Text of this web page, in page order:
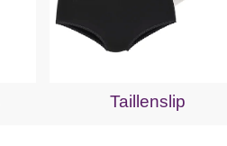
Taillenslip